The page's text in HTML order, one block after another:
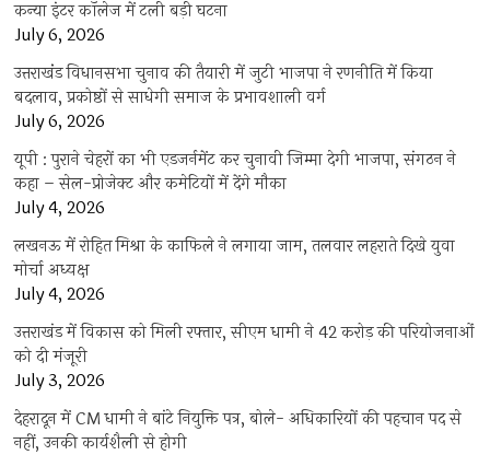
कन्या इंटर कॉलेज में टली बड़ी घटना
July 6, 2026
उत्तराखंंड विधानसभा चुनाव की तैयारी में जुटी भाजपा ने रणनीति में किया
बदलाव, प्रकोष्ठों से साधेगी समाज के प्रभावशाली वर्ग
July 6, 2026
यूपी : पुराने चेहरों का भी एडजर्नमेंट कर चुनावी जिम्मा देगी भाजपा, संगठन ने
कहा – सेल-प्रोजेक्ट और कमेटियों में देंगे मौका
July 4, 2026
लखनऊ में रोहित मिश्रा के काफिले ने लगाया जाम, तलवार लहराते दिखे युवा
मोर्चा अध्यक्ष
July 4, 2026
उत्तराखंड में विकास को मिली रफ्तार, सीएम धामी ने 42 करोड़ की परियोजनाओं
को दी मंजूरी
July 3, 2026
देहरादून में CM धामी ने बांटे नियुक्ति पत्र, बोले- अधिकारियों की पहचान पद से
नहीं, उनकी कार्यशैली से होगी